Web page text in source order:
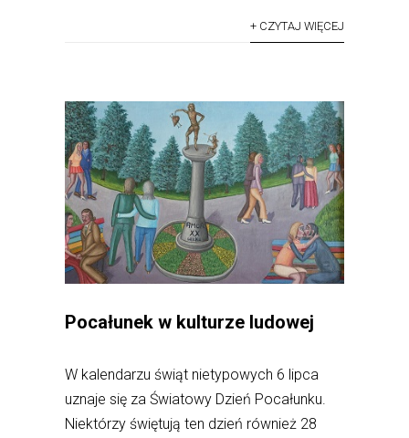
+ CZYTAJ WIĘCEJ
Pocałunek w kulturze ludowej
W kalendarzu świąt nietypowych 6 lipca
uznaje się za Światowy Dzień Pocałunku.
Niektórzy świętują ten dzień również 28